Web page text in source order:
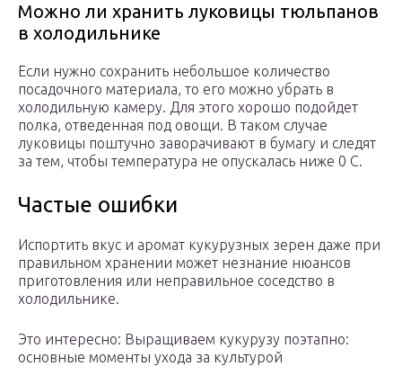
Можно ли хранить луковицы тюльпанов
в холодильнике
Если нужно сохранить небольшое количество
посадочного материала, то его можно убрать в
холодильную камеру. Для этого хорошо подойдет
полка, отведенная под овощи. В таком случае
луковицы поштучно заворачивают в бумагу и следят
за тем, чтобы температура не опускалась ниже 0 С.
Частые ошибки
Испортить вкус и аромат кукурузных зерен даже при
правильном хранении может незнание нюансов
приготовления или неправильное соседство в
холодильнике.
Это интересно: Выращиваем кукурузу поэтапно:
основные моменты ухода за культурой